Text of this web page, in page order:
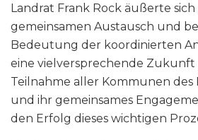
Landrat Frank Rock äußerte
gemeinsamen Austausch und
Bedeutung der koordinierten
eine vielversprechende Zukunft
Teilnahme aller Kommunen des
und ihr gemeinsames
den Erfolg dieses wichtigen